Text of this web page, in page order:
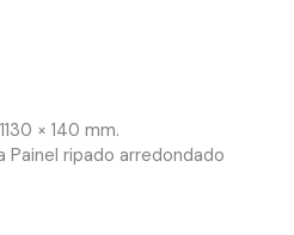
× 140 mm.
Painel ripado arredondado